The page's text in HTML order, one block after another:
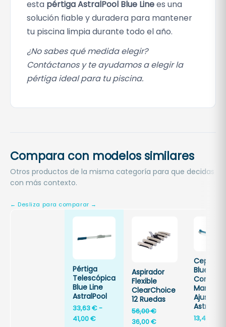
esta pértiga AstralPool Blue Linees una
solución fiable y duradera para mantener
tu piscina limpia durante todo el año.
¿No sabes qué medida elegir?
Contáctanos y te ayudamos a elegir la
pértiga ideal para tu piscina.
Compara con modelos similares
Otros productos de la misma categoría para que decidas
con más contexto.
Pértiga
Telescópica
Blue Line
AstralPool
33,63€-
41,00€Rango
Aspirador
Flexible
ClearChoice
12 Ruedas
56,00€El
precio
36,00€El
Cepillo
Blue Line
Con
Mango
Ajustable
13,40